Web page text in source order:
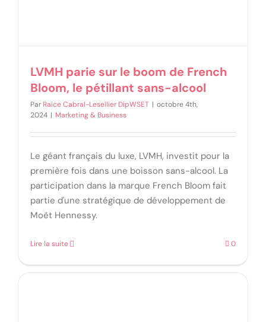
LVMH parie sur le boom de French
Bloom, le pétillant sans-alcool
Par Raice Cabral-Lesellier DipWSET | octobre 4th,
2024 | Marketing & Business
Le géant français du luxe, LVMH, investit pour la
première fois dans une boisson sans-alcool. La
participation dans la marque French Bloom fait
partie d'une stratégique de développement de
Moët Hennessy.
Lire la suite 0